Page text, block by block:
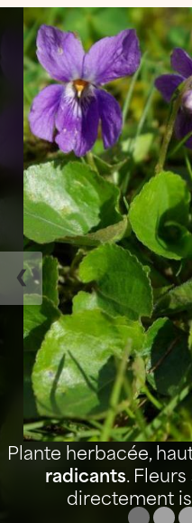
Plante herbacée,
radicants. Fleurs
directement
❮